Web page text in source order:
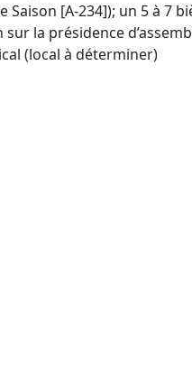
[A-234]); un 5 à 7
la présidence
(local à déterminer)